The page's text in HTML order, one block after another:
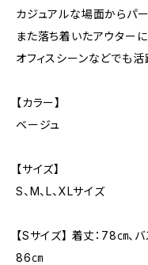
カジュアルな場面からパー
また落ち着いたアウターに
オフィスシーンなどでも活
【カラー】
ベージュ
【サイズ】
S、M、L、XLサイズ
【Sサイズ】 着丈：78㎝、
86㎝